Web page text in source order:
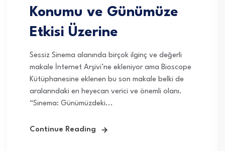
Konumu ve Günümüze
Etkisi Üzerine
Sessiz Sinema alanında birçok ilginç ve değerli
makale İnternet Arşivi’ne ekleniyor ama Bioscope
Kütüphanesine eklenen bu son makale belki de
aralarındaki en heyecan verici ve önemli olanı.
“Sinema: Günümüzdeki...
Continue Reading